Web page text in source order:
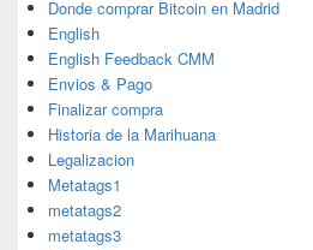
Donde comprar Bitcoin en Madrid
English
English Feedback CMM
Envios & Pago
Finalizar compra
Historia de la Marihuana
Legalizacion
Metatags1
metatags2
metatags3